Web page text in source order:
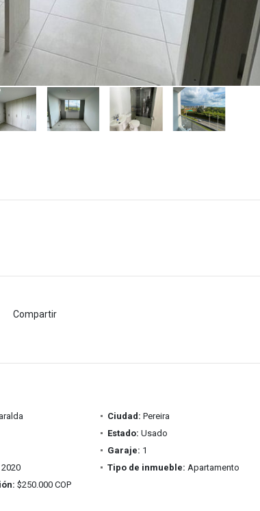
Compartir
Ciudad: Pereira
Estado: Usado
Garaje: 1
2020 Tipo de inmueble: Apartamento
$250.000 COP